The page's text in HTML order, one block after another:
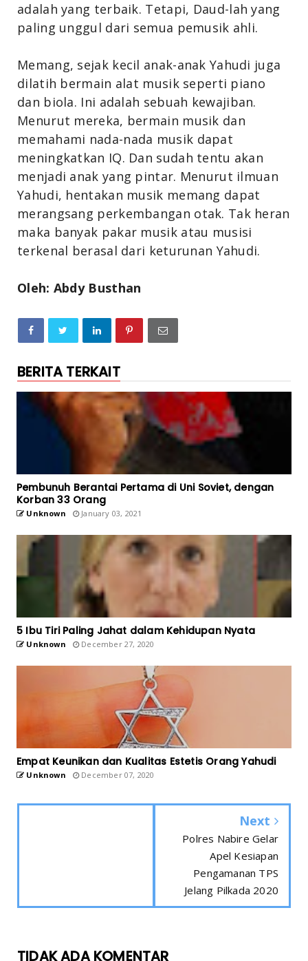
adalah yang terbaik. Tetapi, Daud-lah yang
paling unggul dari semua pemusik ahli.
Memang, sejak kecil anak-anak Yahudi juga
dilatih bermain alat musik seperti piano
dan biola. Ini adalah sebuah kewajiban.
Menurut mereka, bermain musik dan
memahami nada-nada musik dapat
meningkatkan IQ. Dan sudah tentu akan
menjadi anak yang pintar. Menurut ilmuan
Yahudi, hentakan musik memang dapat
merangsang perkembangan otak. Tak heran
maka banyak pakar musik atau musisi
terkenal berasal dari keturunan Yahudi.
Oleh: Abdy Busthan
BERITA TERKAIT
Pembunuh Berantai Pertama di Uni Soviet, dengan
Korban 33 Orang
Unknown January 03, 2021
5 Ibu Tiri Paling Jahat dalam Kehidupan Nyata
Unknown December 27, 2020
Empat Keunikan dan Kualitas Estetis Orang Yahudi
Unknown December 07, 2020
Next
Polres Nabire Gelar
Apel Kesiapan
Pengamanan TPS
Jelang Pilkada 2020
TIDAK ADA KOMENTAR